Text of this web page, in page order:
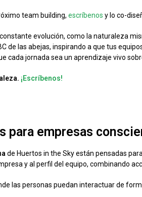
team building, escríbenos y lo co-
evolución, como la naturaleza
de las abejas, inspirando a que tus
cada jornada sea un aprendizaje vivo
¡Escríbenos!
para empresas
de Huertos in the Sky están pensadas
y al perfil del equipo, combinando
las personas puedan interactuar de